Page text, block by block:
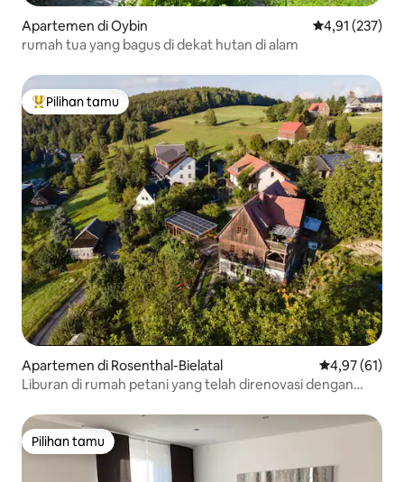
Apartemen di Oybin Nilai rata-rata
4,91 (237)
rumah tua yang bagus di dekat hutan di alam
Pilihan tamu terpopuler
Pilihan tamu
Apartemen di Rosenthal-Bielatal Nilai rata-rata
4,97 (61)
Liburan di rumah petani yang telah direnovasi dengan
Pilihan tamu
Pilihan tamu